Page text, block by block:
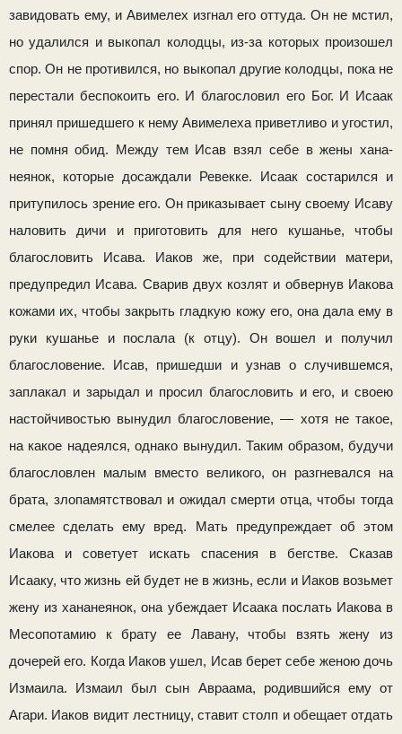
завидовать ему, и Авимелех изгнал его оттуда. Он не мстил,
но удалился и выкопал колодцы, из-за которых произошел
спор. Он не противился, но выкопал другие колодцы, пока не
пере­стали беспокоить его. И благословил его Бог. И Исаак
при­нял пришедшего к нему Авимелеха приветливо и угостил,
не помня обид. Между тем Исав взял себе в жены хана­
неянок, которые досаждали Ревекке. Исаак состарился и
при­тупилось зрение его. Он приказывает сыну своему Исаву
на­ловить дичи и приготовить для него кушанье, чтобы
благосло­вить Исава. Иаков же, при содействии матери,
предупредил Исава. Сварив двух козлят и обвернув Иакова
кожами их, чтобы закрыть гладкую кожу его, она дала ему в
руки ку­шанье и послала (к отцу). Он вошел и получил
благосло­вение. Исав, пришедши и узнав о случившемся,
заплакал и зарыдал и просил благословить и его, и своею
настойчиво­стью вынудил благословение, — хотя не такое,
на какое надеялся, однако вынудил. Таким образом, будучи
благословлен ма­лым вместо великого, он разгневался на
брата, злопамят­ствовал и ожидал смерти отца, чтобы тогда
смелее сделать ему вред. Мать предупреждает об этом
Иакова и советует искать спасения в бегстве. Сказав
Исааку, что жизнь ей бу­дет не в жизнь, если и Иаков возьмет
жену из хананея­нок, она убеждает Исаака послать Иакова в
Месопотамию к брату ее Лавану, чтобы взять жену из
дочерей его. Когда Иаков ушел, Исав берет себе женою дочь
Измаила. Измаил был сын Авраама, родившийся ему от
Агари. Иаков видит лест­ницу, ставит столп и обещает отдать